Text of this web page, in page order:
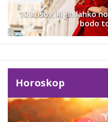
10 kosov, ki jih lahko
bodo
Horoskop